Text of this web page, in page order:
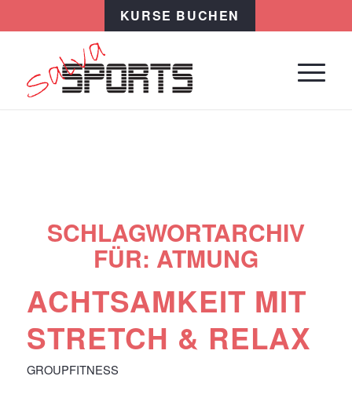
KURSE BUCHEN
SCHLAGWORTARCHIV
FÜR: ATMUNG
ACHTSAMKEIT MIT
STRETCH & RELAX
GROUPFITNESS